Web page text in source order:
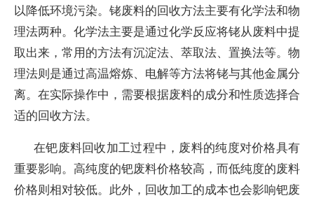
以降低环境污染。铑废料的回收方法主要有化学法和物
理法两种。化学法主要是通过化学反应将铑从废料中提
取出来，常用的方法有沉淀法、萃取法、置换法等。物
理法则是通过高温熔炼、电解等方法将铑与其他金属分
离。在实际操作中，需要根据废料的成分和性质选择合
适的回收方法。
在钯废料回收加工过程中，废料的纯度对价格具有
重要影响。高纯度的钯废料价格较高，而低纯度的废料
价格则相对较低。此外，回收加工的成本也会影响钯废